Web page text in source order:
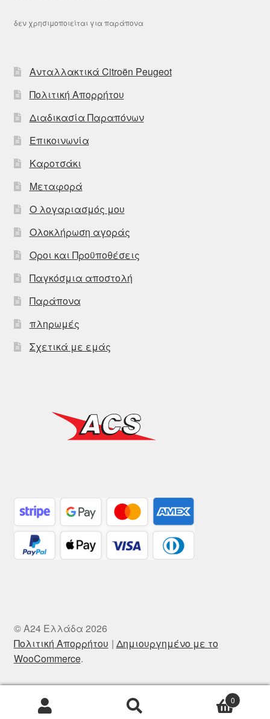
δεν χρησιμοποιείται για παράπονα
Ανταλλακτικά Citroën Peugeot
Πολιτική Απορρήτου
Διαδικασία Παραπόνων
Επικοινωνία
Καροτσάκι
Μεταφορά
Ο λογαριασμός μου
Ολοκλήρωση αγοράς
Οροι και Προϋποθέσεις
Παγκόσμια αποστολή
Παράπονα
πληρωμές
Σχετικά με εμάς
© A24 Ελλάδα 2026
Πολιτική Απορρήτου
Δημιουργημένο με το
WooCommerce.
Αναζήτηση
Αναζήτηση
0